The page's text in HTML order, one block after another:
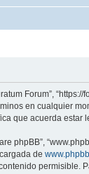
Forum”,
en cualquier
que acuerda
phpBB”,
de
permisible.